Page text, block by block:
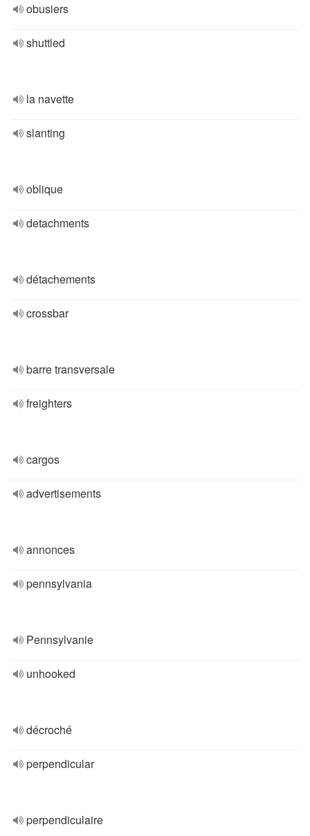
obusiers
shuttled
la navette
slanting
oblique
detachments
détachements
crossbar
barre transversale
freighters
cargos
advertisements
annonces
pennsylvania
Pennsylvanie
unhooked
décroché
perpendicular
perpendiculaire